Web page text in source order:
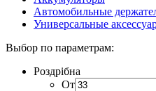
Автомобильные
Универсальные
Выбор по параметрам:
Роздрібна
От